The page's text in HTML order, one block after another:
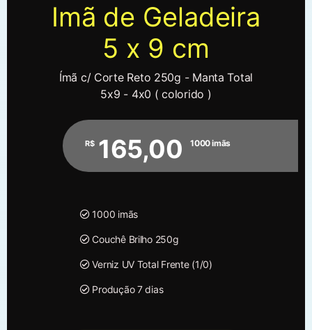
Imã de Geladeira
5 x 9 cm
Ímã c/ Corte Reto 250g - Manta Total
5x9 - 4x0 ( colorido )
R$ 165,00 1000 imãs
1000 imãs
Couchê Brilho 250g
Verniz UV Total Frente (1/0)
Produção 7 dias